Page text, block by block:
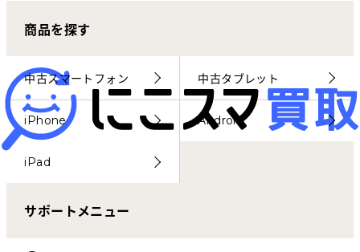
にこスマ通信
マイページ
商品を探す
中古スマートフォン 中古タブレット
iPhone Android
iPad
サポートメニュー